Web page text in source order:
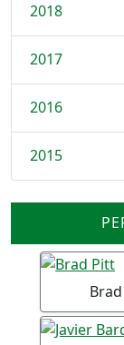
2018
2017
2016
2015